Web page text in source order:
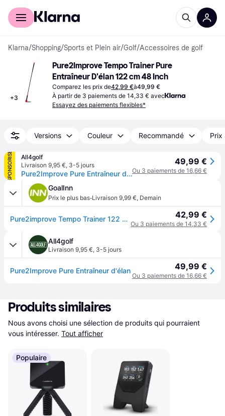
Acheter avec Klarna
Klarna/Shopping/Sports et Plein air/Golf/Accessoires de golf
+3
Pure2Improve Tempo Trainer Pure
Entraîneur D'élan 122 cm 48 Inch
Comparez les prix de42,99 €à49,99 €
À partir de 3 paiements de 14,33 € avec
Essayez des paiements flexibles*
Versions Couleur Recommandé Prix
SPONSORISÉ
All4golf
Livraison 9,95 €, 3-5 jours
Pure2Improve Pure Entraîneur d'élan
49,99 €
Ou 3 paiements de 16,66 €
GoalInn
Prix le plus bas·Livraison 9,99 €, Demain
Pure2improve Tempo Trainer 122 Cm-48 Inch Noir 42,99 €
Ou 3 paiements de 14,33 €
All4golf
Livraison 9,95 €, 3-5 jours
Pure2Improve Pure Entraîneur d'élan 49,99 €
Ou 3 paiements de 16,66 €
Produits similaires
Nous avons choisi une sélection de produits qui pourraient
vous intéresser. Tout afficher
Populaire